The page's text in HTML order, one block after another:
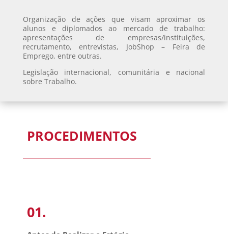
Organização de ações que visam aproximar os
alunos e diplomados ao mercado de trabalho:
apresentações de empresas/instituições,
recrutamento, entrevistas, JobShop – Feira de
Emprego, entre outras.
Legislação internacional, comunitária e nacional
sobre Trabalho.
PROCEDIMENTOS
01.